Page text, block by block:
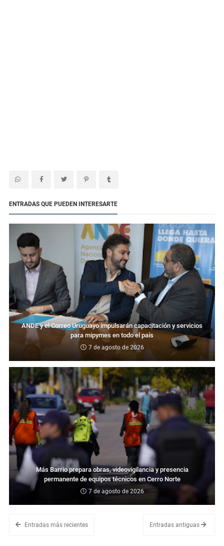
ENTRADAS QUE PUEDEN INTERESARTE
ANDE y el Correo Uruguayo impulsarán capacitación y servicios
para mipymes en todo el país
7 de agosto de 2026
Más Barrio prepara obras, videovigilancia y presencia
permanente de equipos técnicos en Cerro Norte
7 de agosto de 2026
Entradas más recientes Entradas antiguas